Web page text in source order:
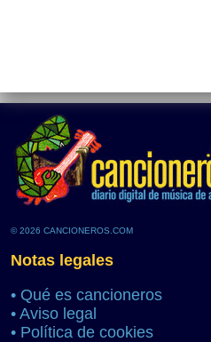
© 2026 CANCIONEROS.COM
Notas legales
• Qué es cancioneros
• Aviso legal
• Política de cookies